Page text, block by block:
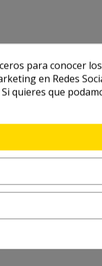
para conocer
en Redes
quieres que